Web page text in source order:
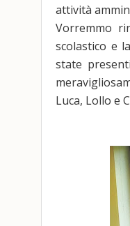
attività
Vorremmo
scolastico e
state
Luca, Lollo e